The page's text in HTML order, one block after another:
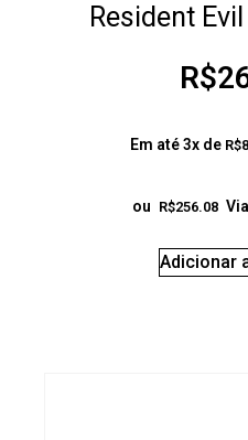
Resident
R$
Em até 3x de R$
ou R$256.08
Adicionar